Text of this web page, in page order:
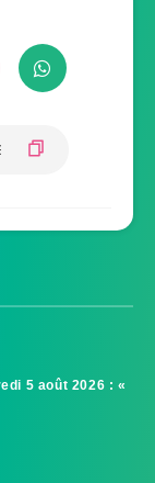
5 août 2026 : «